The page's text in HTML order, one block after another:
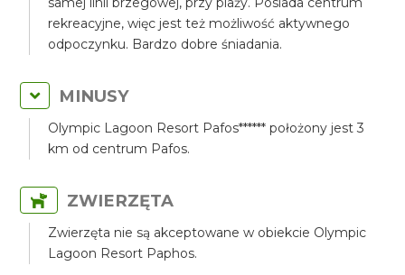
rekreacyjne, więc jest też możliwość aktywnego
odpoczynku. Bardzo dobre śniadania.
MINUSY
Olympic Lagoon Resort Pafos****** położony jest 3
km od centrum Pafos.
ZWIERZĘTA
Zwierzęta nie są akceptowane w obiekcie Olympic
Lagoon Resort Paphos.